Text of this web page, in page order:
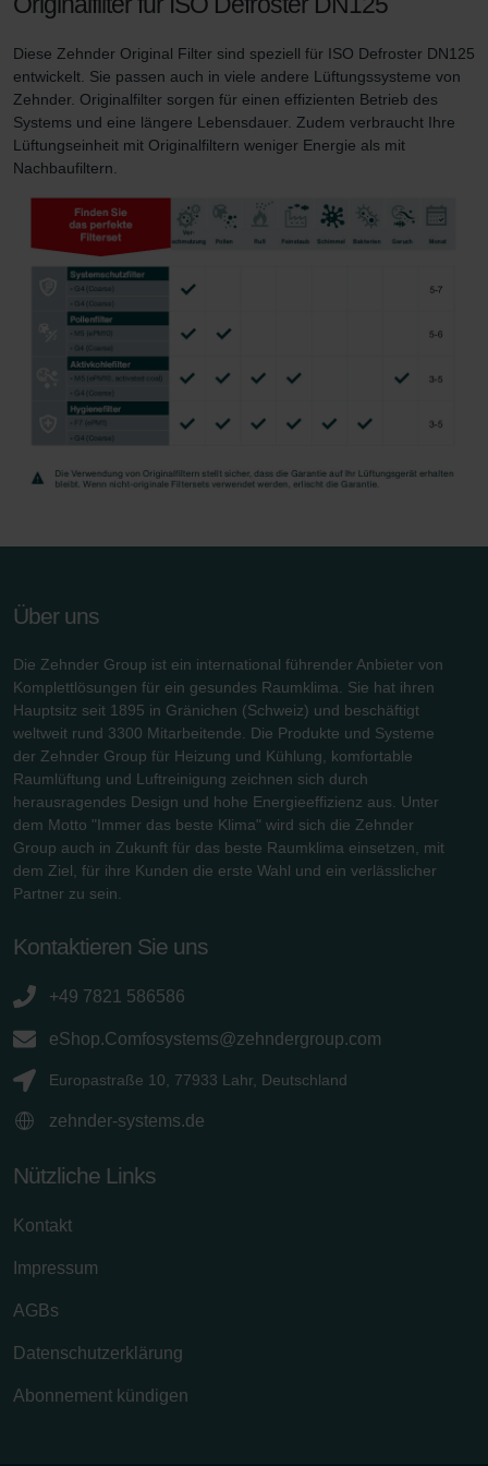
Zehnder Group Schweiz AG: Datenschutz
Zehnder Polska Sp. z o.o.: Oświadczenie o ochronie
danych Zehnder
Zehnder Group UK Limited: Privacy Policy
Zehnder Group Deutschland GmbH
Diese Zehnder Original Filter sind speziell für ISO Defroster DN125
entwickelt. Sie passen auch in viele andere Lüftungssysteme von
Zehnder. Originalfilter sorgen für einen effizienten Betrieb des
Systems und eine längere Lebensdauer. Zudem verbraucht Ihre
Lüftungseinheit mit Originalfiltern weniger Energie als mit
Nachbaufiltern.
Über uns
Die Zehnder Group ist ein international führender Anbieter von
Komplettlösungen für ein gesundes Raumklima. Sie hat ihren
Hauptsitz seit 1895 in Gränichen (Schweiz) und beschäftigt
weltweit rund 3300 Mitarbeitende. Die Produkte und Systeme
der Zehnder Group für Heizung und Kühlung, komfortable
Raumlüftung und Luftreinigung zeichnen sich durch
herausragendes Design und hohe Energieeffizienz aus. Unter
dem Motto "Immer das beste Klima" wird sich die Zehnder
Group auch in Zukunft für das beste Raumklima einsetzen, mit
dem Ziel, für ihre Kunden die erste Wahl und ein verlässlicher
Partner zu sein.
Kontaktieren Sie uns
+49 7821 586586
eShop.Comfosystems@zehndergroup.com
Europastraße 10, 77933 Lahr, Deutschland
zehnder-systems.de
Nützliche Links
Kontakt
Impressum
AGBs
Datenschutzerklärung
Abonnement kündigen